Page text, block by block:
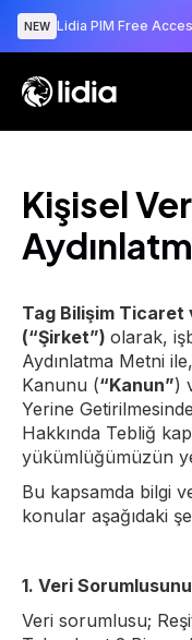
NEW Lidia PIM Free
Kişisel
Tag Bilişim Ticaret
(“Şirket”) olarak,
Aydınlatma Metni
Kanunu (“Kanun”)
Yerine
Hakkında Tebliğ
yükümlüğümüzün
Bu kapsamda bilgi
konular aşağıdaki
1. Veri
Veri sorumlusu;